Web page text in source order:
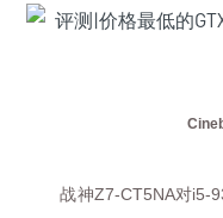
战神Z7-CT5NA对i5-